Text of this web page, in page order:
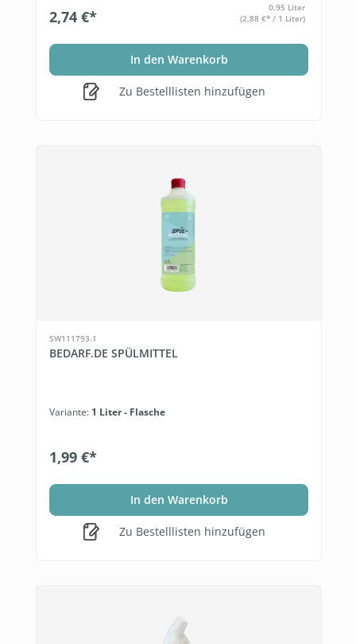
2,74 €*
0.95 Liter
(2,88 €* / 1 Liter)
In den Warenkorb
Zu Bestelllisten hinzufügen
SW111793.1
BEDARF.DE SPÜLMITTEL
Variante: 1 Liter - Flasche
1,99 €*
In den Warenkorb
Zu Bestelllisten hinzufügen